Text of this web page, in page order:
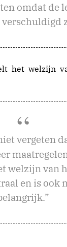
omdat de
het welzijn
vergeten
welzijn van
en is ook